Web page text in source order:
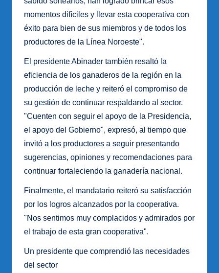
momentos difíciles y llevar esta cooperativa con
éxito para bien de sus miembros y de todos los
productores de la Línea Noroeste".
El presidente Abinader también resaltó la
eficiencia de los ganaderos de la región en la
producción de leche y reiteró el compromiso de
su gestión de continuar respaldando al sector.
"Cuenten con seguir el apoyo de la Presidencia,
el apoyo del Gobierno", expresó, al tiempo que
invitó a los productores a seguir presentando
sugerencias, opiniones y recomendaciones para
continuar fortaleciendo la ganadería nacional.
Finalmente, el mandatario reiteró su satisfacción
por los logros alcanzados por la cooperativa.
"Nos sentimos muy complacidos y admirados por
el trabajo de esta gran cooperativa".
Un presidente que comprendió las necesidades
del sector